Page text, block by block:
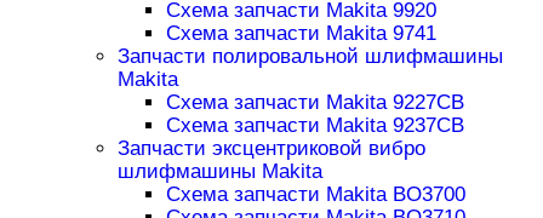
Схема запчасти Makita 9920
Схема запчасти Makita 9741
Запчасти полировальной шлифмашины
Makita
Схема запчасти Makita 9227CB
Схема запчасти Makita 9237CB
Запчасти эксцентриковой вибро
шлифмашины Makita
Схема запчасти Makita BO3700